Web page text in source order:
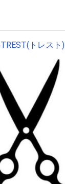
トレスト)